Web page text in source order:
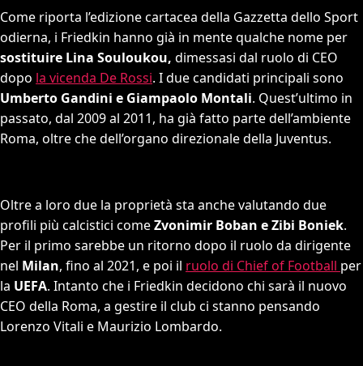
Come riporta l’edizione cartacea della Gazzetta dello Sport
odierna, i Friedkin hanno già in mente qualche nome per
sostituire Lina Souloukou, dimessasi dal ruolo di CEO
dopo la vicenda De Rossi. I due candidati principali sono
Umberto Gandini e Giampaolo Montali. Quest’ultimo in
passato, dal 2009 al 2011, ha già fatto parte dell’ambiente
Roma, oltre che dell’organo direzionale della Juventus.
Oltre a loro due la proprietà sta anche valutando due
profili più calcistici comeZvonimir Boban e Zibi Boniek.
Per il primo sarebbe un ritorno dopo il ruolo da dirigente
nel Milan, fino al 2021, e poi il ruolo di Chief of Football per
la UEFA. Intanto che i Friedkin decidono chi sarà il nuovo
CEO della Roma, a gestire il club ci stanno pensando
Lorenzo Vitali e Maurizio Lombardo.